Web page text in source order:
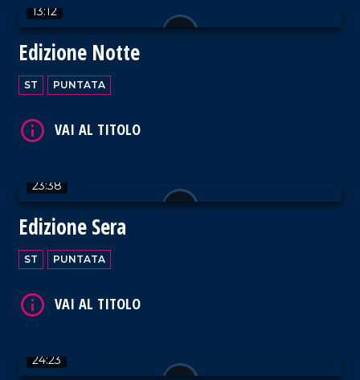
13:12
Edizione Notte
ST PUNTATA
23:38
Edizione Sera
ST PUNTATA
24:23
VAI AL TITOLO